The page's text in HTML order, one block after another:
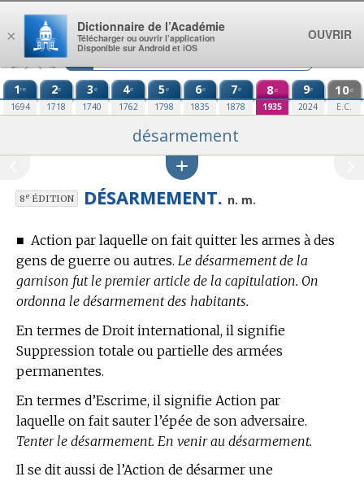
Aller au contenu
1re
1694
2e
1718
3e
1740
4e
1762
5e
1798
6e
1835
7e
1878
8e
1935
9e
2024
10e
E.C.
désarmement
8eÉDITION DÉSARMEMENT. n. m.
■ Action par laquelle on fait quitter les armes à des
gens de guerre ou autres. Le désarmement de la
garnison fut le premier article de la capitulation. On
ordonna le désarmement des habitants.
En termes de Droit international, il signifie
Suppression totale ou partielle des armées
permanentes.
En termes d’Escrime, il signifie Action par
laquelle on fait sauter l’épée de son adversaire.
Tenter le désarmement. En venir au désarmement.
Il se dit aussi de l’Action de désarmer une
×
Dictionnaire de l’Académie
Télécharger ou ouvrir l’application
Disponible sur Android et iOS
OUVRIR